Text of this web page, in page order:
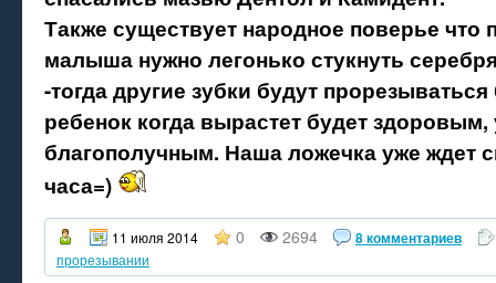
Также существует народное поверье что
малыша нужно легонько стукнуть
-тогда другие зубки будут
ребенок когда вырастет будет
благополучным. Наша ложечка уже ждет
часа=)
11 июля 2014 0 2694 8 комментариев
прорезывании